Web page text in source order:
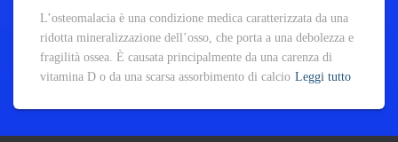
L’osteomalacia è una condizione medica caratterizzata da una
ridotta mineralizzazione dell’osso, che porta a una debolezza e
fragilità ossea. È causata principalmente da una carenza di
vitamina D o da una scarsa assorbimento di calcio Leggi tutto